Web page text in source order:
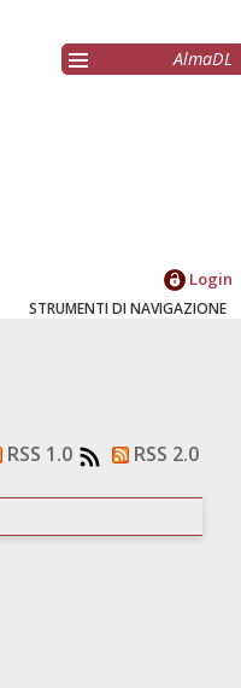
AlmaDL
Login
STRUMENTI DI NAVIGAZIONE
RSS 1.0 RSS 2.0